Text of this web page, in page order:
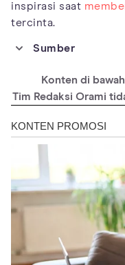
inspirasi saat
tercinta.
Sumber
nama-bayi-
hollywood/
https://
nama-bayi-
https://
artis-
https://
rempong/
yang-unik-
Konten di
Tim Redaksi Orami